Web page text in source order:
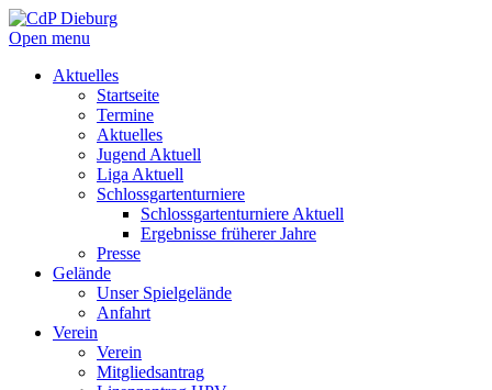
Open menu
Aktuelles
Startseite
Termine
Aktuelles
Jugend Aktuell
Liga Aktuell
Schlossgartenturniere
Schlossgartenturniere Aktuell
Ergebnisse früherer Jahre
Presse
Gelände
Unser Spielgelände
Anfahrt
Verein
Verein
Mitgliedsantrag